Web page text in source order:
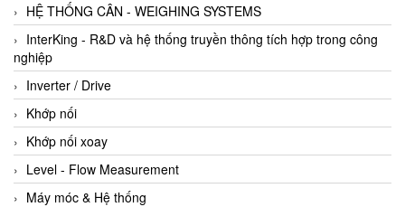
HỆ THỐNG CÂN - WEIGHING SYSTEMS
InterKing - R&D và hệ thống truyền thông tích hợp trong công
nghiệp
Inverter / Drive
Khớp nối
Khớp nối xoay
Level - Flow Measurement
Máy móc & Hệ thống